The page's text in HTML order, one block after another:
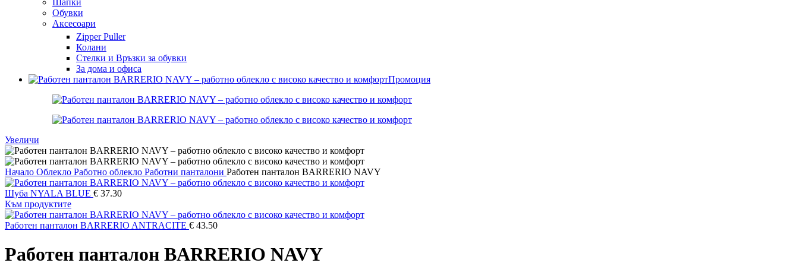
Шапки
Обувки
Аксесоари
Zipper Puller
Колани
Стелки и Връзки за обувки
За дома и офиса
Промоция
Увеличи
Начало Облекло Работно облекло Работни панталони Работен панталон BARRERIO NAVY
Шуба NYALA BLUE € 37.30
Към продуктите
Работен панталон BARRERIO ANTRACITE € 43.50
Работен панталон BARRERIO NAVY